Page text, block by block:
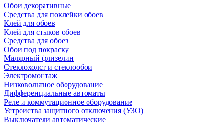
Обои декоративные
Средства для поклейки обоев
Клей для обоев
Клей для стыков обоев
Средства для обоев
Обои под покраску
Малярный флизелин
Стеклохолст и стеклообои
Электромонтаж
Низковольтное оборудование
Дифференциальные автоматы
Реле и коммутационное оборудование
Устроиства защитного отключения (УЗО)
Выключатели автоматические